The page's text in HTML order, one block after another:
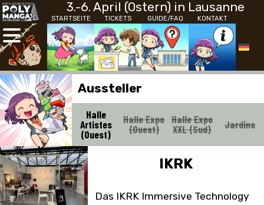
3.-6. April (Ostern) in Lausanne
STARTSEITE TICKETS GUIDE/FAQ KONTAKT
Aussteller
Halle
Artistes
(Ouest)
Halle Expo
(Ouest)
Halle Expo
XXL (Sud) Jardins
IKRK
Das IKRK Immersive Technology